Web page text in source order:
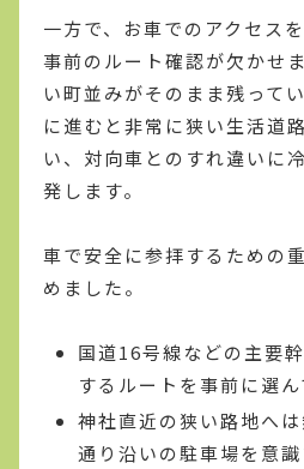
一方で、お車でのアクセス
事前のルート確認が欠かせ
い町並みがそのまま残って
に進むと非常に狭い生活道
い、対向車とのすれ違いに
発します。
車で安全に参拝するための
めました。
国道16号線などの主要
するルートを事前に選ん
神社直近の狭い路地へ
通り沿いの駐車場を意識